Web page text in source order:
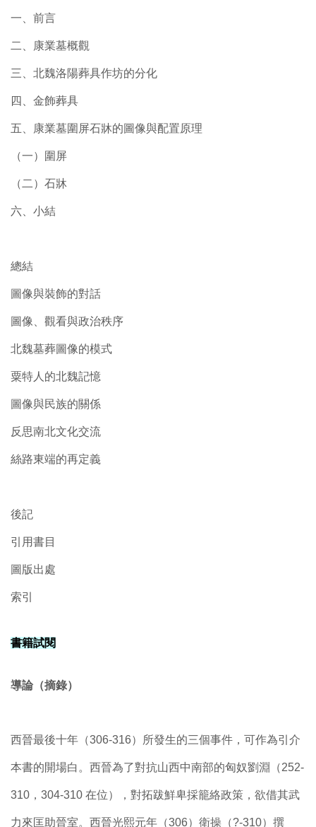
一、前言
二、康業墓概觀
三、北魏洛陽葬具作坊的分化
四、金飾葬具
五、康業墓圍屏石牀的圖像與配置原理
（一）圍屏
（二）石牀
六、小結
總結
圖像與裝飾的對話
圖像、觀看與政治秩序
北魏墓葬圖像的模式
粟特人的北魏記憶
圖像與民族的關係
反思南北文化交流
絲路東端的再定義
後記
引用書目
圖版出處
索引
書籍試閱
導論（摘錄）
西晉最後十年（306-316）所發生的三個事件，可作為引介
本書的開場白。西晉為了對抗山西中南部的匈奴劉淵（252-
310，304-310 在位），對拓跋鮮卑採籠絡政策，欲借其武
力來匡助晉室。西晉光熙元年（306）衛操（?-310）撰